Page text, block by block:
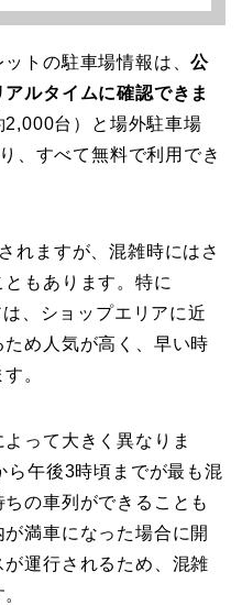
トの駐車場情報は、公
ルタイムに確認できま
2,000台）と場外駐車場
、すべて無料で利用でき
れますが、混雑時にはさ
もあります。特に
、ショップエリアに近
め人気が高く、早い時
。
って大きく異なりま
午後3時頃までが最も混
の車列ができることも
満車になった場合に開
運行されるため、混雑